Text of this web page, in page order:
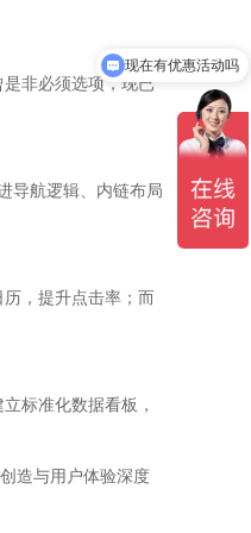
非必须选项，现已
导航逻辑、内链布局
，提升点击率；而
标准化数据看板，
造与用户体验深度
现在有优惠活动吗